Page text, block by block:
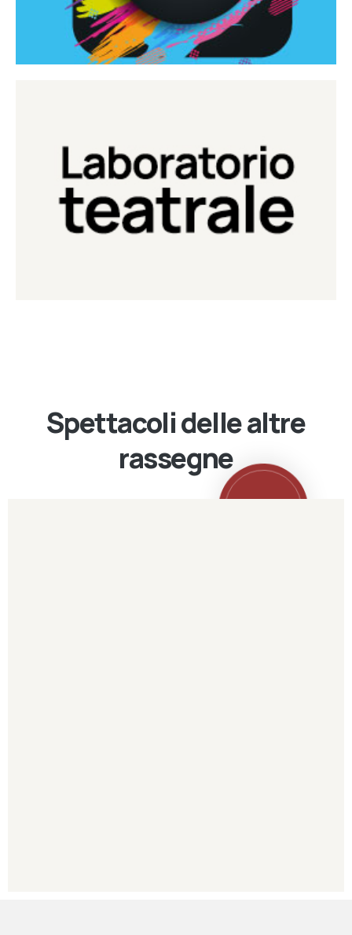
Laboratorio Teatrale
Laboratorio di teatro del Teatro Eduardo de Filippo
Continua
Spettacoli delle altre
rassegne